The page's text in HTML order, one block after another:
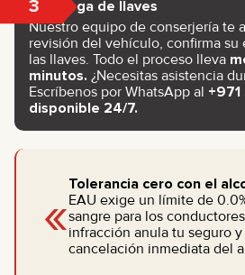
3 Entrega de llaves
Nuestro equipo de conserjería te
revisión del vehículo, confirma su
las llaves. Todo el proceso lleva
minutos. ¿Necesitas asistencia
Escríbenos por WhatsApp al
disponible 24/7.
«Tolerancia cero con el
EAU exige un límite de
sangre para los
infracción anula tu seguro
cancelación inmediata del